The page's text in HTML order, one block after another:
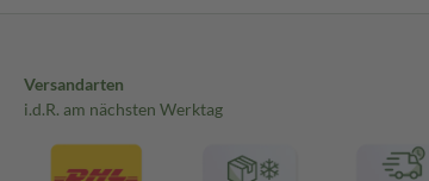
Versandarten
i.d.R. am nächsten Werktag